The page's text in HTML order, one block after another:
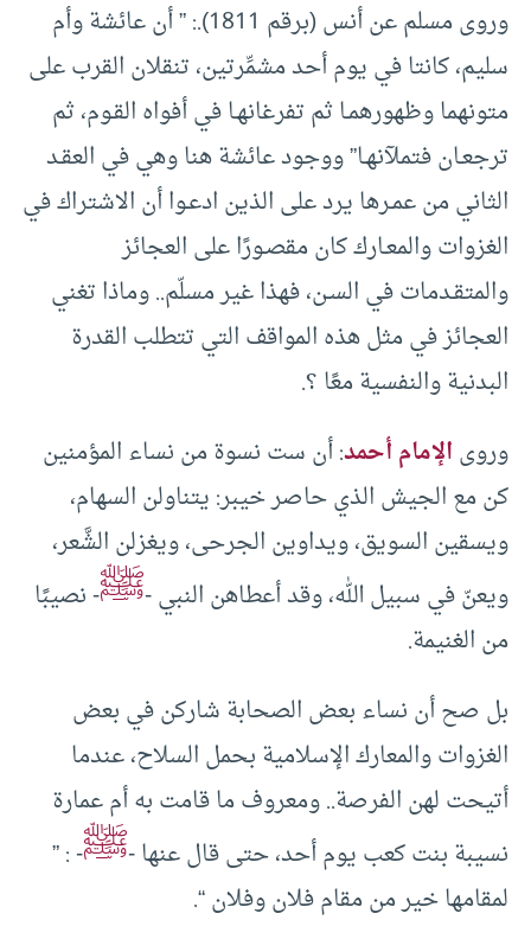
وروى مسلم عن أنس (برقم 1811).: ” أن عائشة وأم
سليم، كانتا في يوم أحد مشمِّرتين، تنقلان القرب على
متونهما وظهورهمـا ثم تفرغانهـا في أفواه القـوم، ثم
ترجعـان فتملآنهـا” ووجود عائشة هنا وهي في العقـد
الثاني من عمـرها يرد على الذين ادعـوا أن الاشتراك في
الغزوات والمعـارك كان مقصـورًا على العجائز
والمتقـدمات في السـن، فهذا غير مسلّم.. وماذا تغني
العجائز في مثل هذه المواقف التي تتطلب القدرة
البدنية والنفسية معًا ؟.
وروىالإمام أحمد: أن ست نسوة من نساء المؤمنين
كن مع الجيش الذي حاصر خيبر: يتناولن السهام،
ويسقين السويق، ويداوين الجرحى، ويغزلن الشَّعر،
ويعنّ في سبيل الله، وقد أعطاهن النبي -ﷺ- نصيبًا
من الغنيمة.
بل صح أن نساء بعض الصحابة شاركن في بعض
الغزوات والمعارك الإسلامية بحمل السلاح، عندما
أتيحت لهن الفرصة.. ومعروف ما قامت به أم عمارة
نسيبة بنت كعب يوم أحد، حتى قال عنها -ﷺ- : ”
لمقامها خير من مقام فلان وفلان “.